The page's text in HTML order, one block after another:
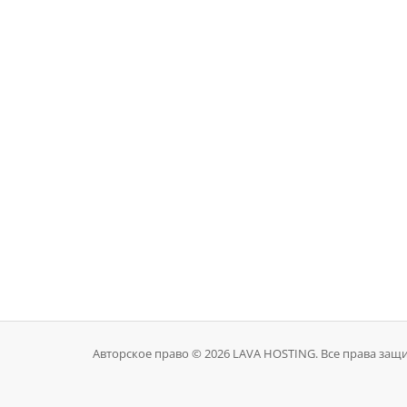
Авторское право © 2026 LAVA HOSTING. Все права